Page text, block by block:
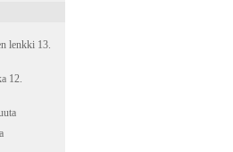
lenkki 13.
12.